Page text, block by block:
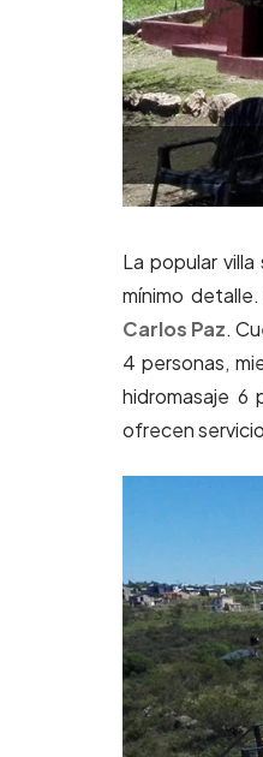
La popular
mínimo detalle.
Carlos Paz.
4 personas,
hidromasaje 6
ofrecen